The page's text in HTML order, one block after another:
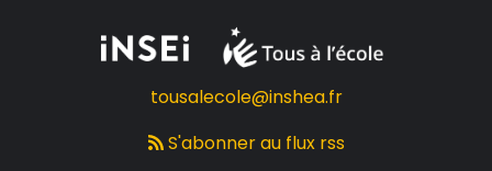
tousalecole@inshea.fr
S'abonner au flux rss